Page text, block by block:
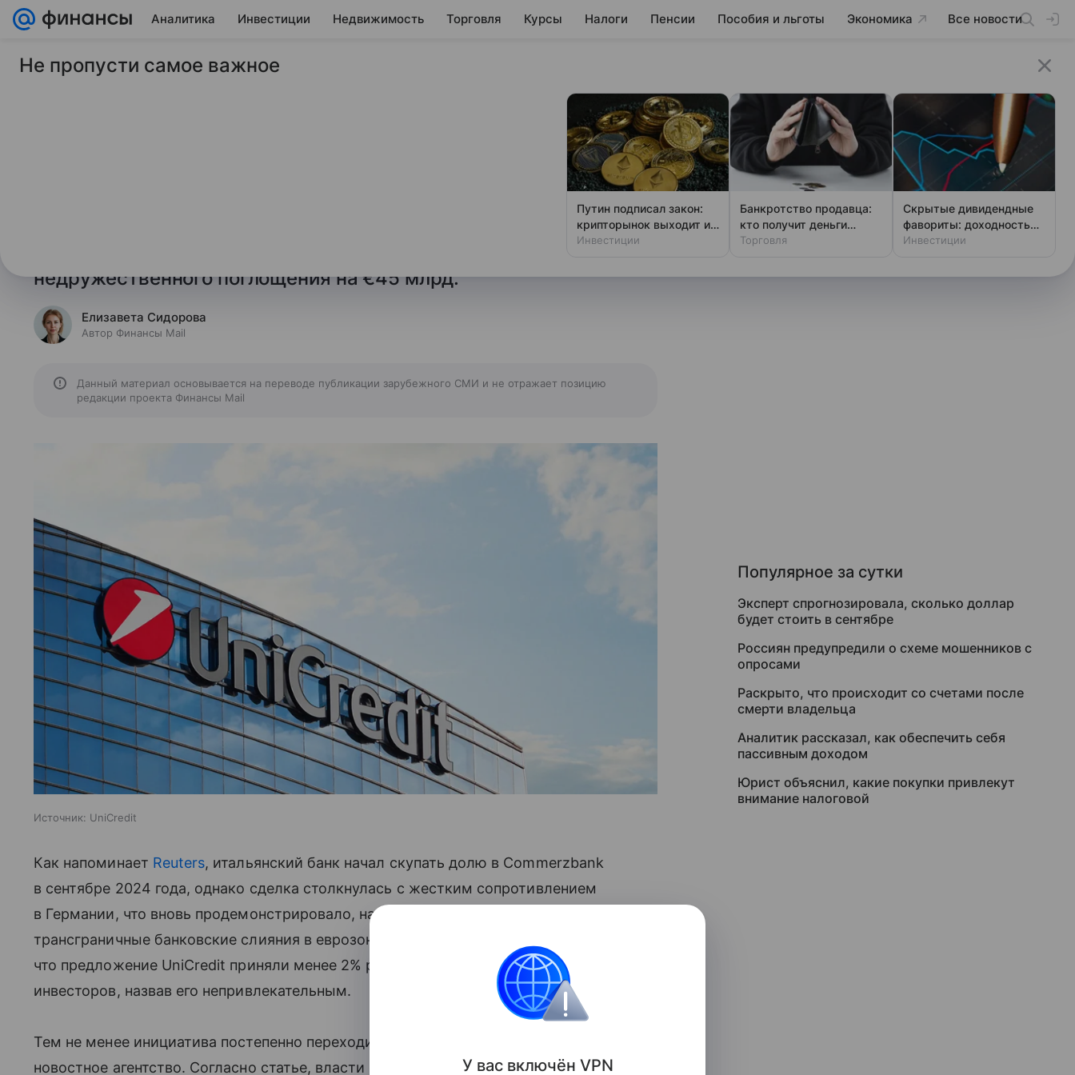
Аналитика Инвестиции Недвижимость Торговля Курсы Налоги Пенсии Пособия и льготы Экономика Все новости
9 июля 2026 Финансы Mail
Reuters: крупная банковская битва в
Одна из самых продолжительных банковских битв в Европе
контролирует 48% акций Commerzbank в рамках своей попытки
недружественного поглощения на €45 млрд.
Елизавета Сидорова
Автор Финансы Mail
Данный материал основывается на переводе публикации зарубежного СМИ и не отражает позицию
редакции проекта Финансы Mail
Источник: UniCredit
Как напоминает Reuters, итальянский банк начал скупать долю в Commerzbank
в сентябре 2024 года, однако сделка столкнулась с жестким сопротивлением
в Германии, что вновь продемонстрировало, насколько сложно проводить
трансграничные банковские слияния в еврозоне. В Commerzbank заявили,
что предложение UniCredit приняли менее 2% розничных и институциональных
инвесторов, назвав его непривлекательным.
Тем не менее инициатива постепенно переходит на сторону UniCredit, пишет
новостное агентство. Согласно статье, власти федеральной земли Гессен призвали
Популярное за сутки
Эксперт спрогнозировала, сколько доллар
будет стоить в сентябре
Россиян предупредили о схеме мошенников с
опросами
Раскрыто, что происходит со счетами после
смерти владельца
Аналитик рассказал, как обеспечить себя
пассивным доходом
Юрист объяснил, какие покупки привлекут
внимание налоговой
Не пропусти самое важное
Путин подписал закон:
крипторынок выходит из
тени
Инвестиции
Банкротство продавца:
кто получит деньги
первым
Торговля
Скрытые дивидендные
фавориты: доходность
выше ключевой ставки
Инвестиции
У вас включён VPN